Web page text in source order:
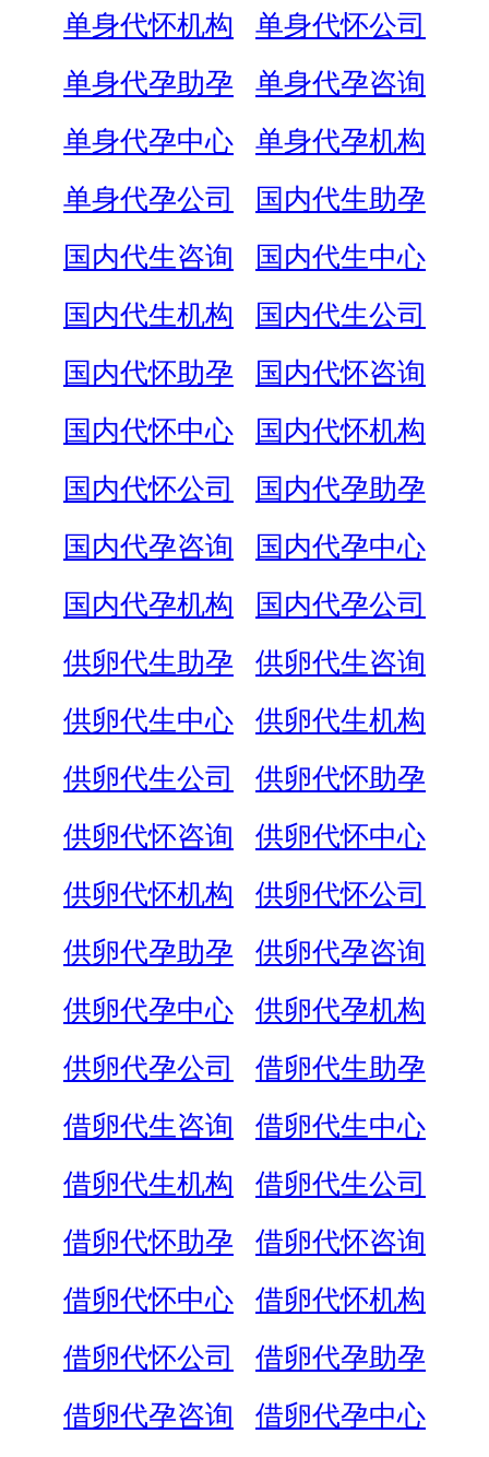
单身代怀机构
单身代怀公司
单身代孕助孕
单身代孕咨询
单身代孕中心
单身代孕机构
单身代孕公司
国内代生助孕
国内代生咨询
国内代生中心
国内代生机构
国内代生公司
国内代怀助孕
国内代怀咨询
国内代怀中心
国内代怀机构
国内代怀公司
国内代孕助孕
国内代孕咨询
国内代孕中心
国内代孕机构
国内代孕公司
供卵代生助孕
供卵代生咨询
供卵代生中心
供卵代生机构
供卵代生公司
供卵代怀助孕
供卵代怀咨询
供卵代怀中心
供卵代怀机构
供卵代怀公司
供卵代孕助孕
供卵代孕咨询
供卵代孕中心
供卵代孕机构
供卵代孕公司
借卵代生助孕
借卵代生咨询
借卵代生中心
借卵代生机构
借卵代生公司
借卵代怀助孕
借卵代怀咨询
借卵代怀中心
借卵代怀机构
借卵代怀公司
借卵代孕助孕
借卵代孕咨询
借卵代孕中心